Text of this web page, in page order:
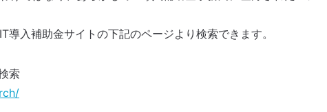
導入補助金サイトの下記のページより検索できます。
索